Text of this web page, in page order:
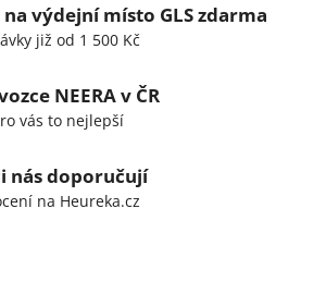
výdejní místo GLS zdarma
již od 1 500 Kč
NEERA v ČR
vás to nejlepší
nás doporučují
na Heureka.cz